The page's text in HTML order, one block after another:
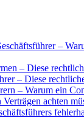
– Warum ein